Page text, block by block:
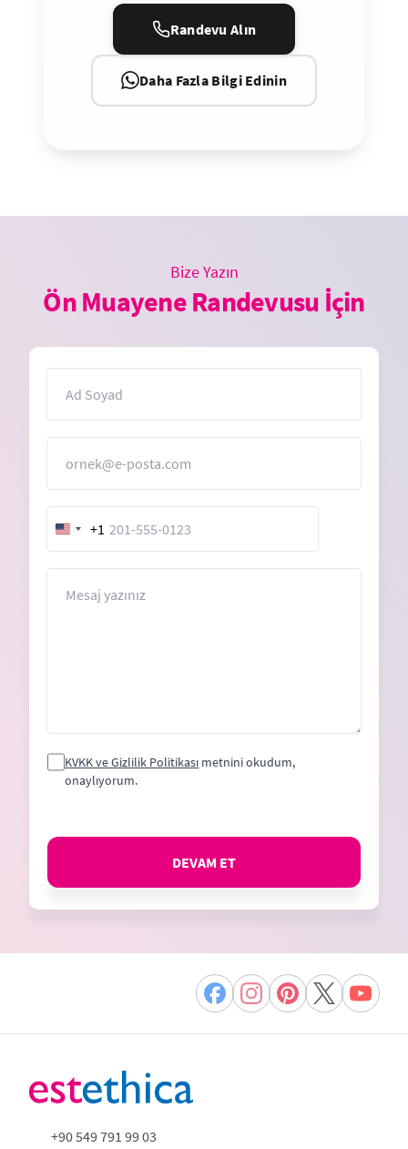
Randevu Alın
Daha Fazla Bilgi Edinin
Bize Yazın
Ön Muayene Randevusu İçin
United
States
+1
KVKK ve Gizlilik Politikası metnini okudum,
onaylıyorum.
DEVAM ET
+90 549 791 99 03